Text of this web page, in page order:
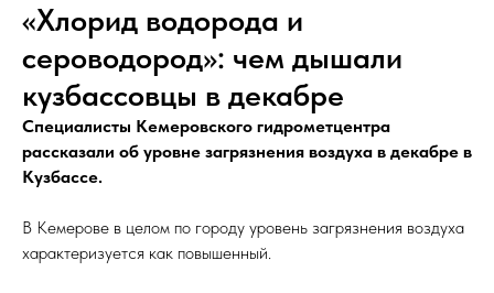
«Хлорид водорода и
сероводород»: чем дышали
кузбассовцы в декабре
Специалисты Кемеровского гидрометцентра
рассказали об уровне загрязнения воздуха в декабре в
Кузбассе.
В Кемерове в целом по городу уровень загрязнения воздуха
характеризуется как повышенный.